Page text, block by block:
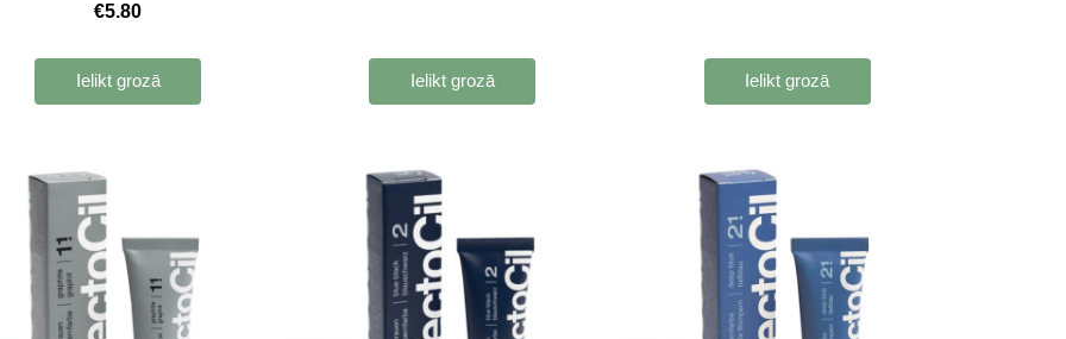
€5.80
Ielikt grozā Ielikt grozā Ielikt grozā